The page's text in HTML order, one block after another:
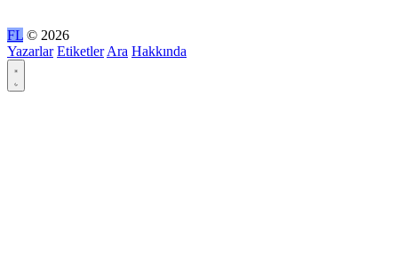
FL © 2026
Yazarlar Etiketler Ara Hakkında